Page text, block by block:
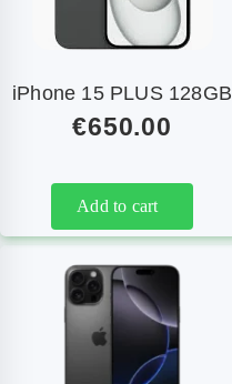
iPhone 15 PLUS 128GB
€650.00
Add to cart